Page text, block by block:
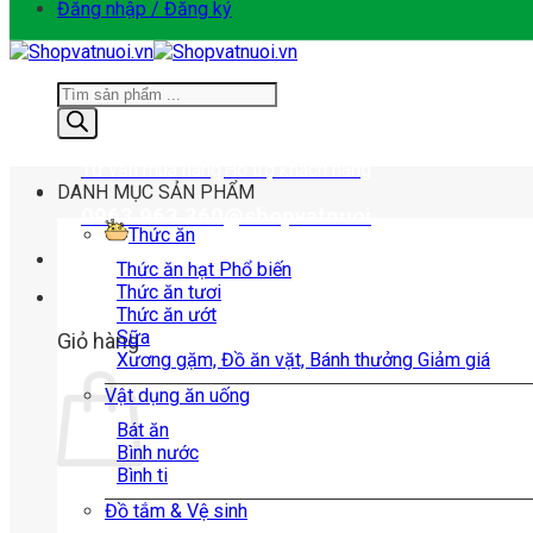
Đăng nhập / Đăng ký
Tìm
kiếm
sản
0963.963.360
Giỏ hàng
DANH MỤC SẢN PHẨM
Thức ăn
Thức ăn hạt
Thức ăn tươi
Thức ăn ướt
Sữa
Xương gặm, Đồ ăn vặt, Bánh thưởng
Vật dụng ăn uống
Bát ăn
Bình nước
Bình ti
Đồ tắm & Vệ sinh